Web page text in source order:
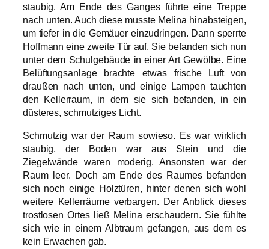
staubig. Am Ende des Ganges führte eine Treppe
nach unten. Auch diese musste Melina hinabsteigen,
um tiefer in die Gemäuer einzudringen. Dann sperrte
Hoffmann eine zweite Tür auf. Sie befanden sich nun
unter dem Schulgebäude in einer Art Gewölbe. Eine
Belüftungsanlage brachte etwas frische Luft von
draußen nach unten, und einige Lampen tauchten
den Kellerraum, in dem sie sich befanden, in ein
düsteres, schmutziges Licht.
Schmutzig war der Raum sowieso. Es war wirklich
staubig, der Boden war aus Stein und die
Ziegelwände waren moderig. Ansonsten war der
Raum leer. Doch am Ende des Raumes befanden
sich noch einige Holztüren, hinter denen sich wohl
weitere Kellerräume verbargen. Der Anblick dieses
trostlosen Ortes ließ Melina erschaudern. Sie fühlte
sich wie in einem Albtraum gefangen, aus dem es
kein Erwachen gab.